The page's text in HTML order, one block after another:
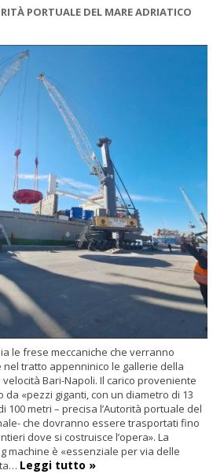
PORTUALE DEL MARE ADRIATICO
le frese meccaniche che verranno
tratto appenninico le gallerie della
Bari-Napoli. Il carico proveniente
da «pezzi giganti, con un diametro di 13
100 metri – precisa l’Autorità portuale del
che dovranno essere trasportati fino
dove si costruisce l’opera». La
machine è «essenziale per via delle
Leggi tutto »